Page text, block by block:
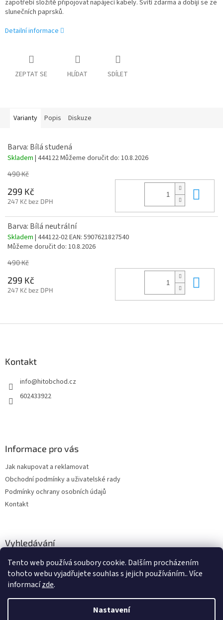
Tento web používá soubory cookie. Dalším procházením
tohoto webu vyjadřujete souhlas s jejich používáním.. Více
informacízde.
Nastavení
zapotřebí složitě připojovat napájecí kabely. Svítí zdarma a dobíjí se ze
slunečních paprsků.
Detailní informace
ZEPTAT SE HLÍDAT SDÍLET
Varianty Popis Diskuze
Barva: Bílá studená
Skladem | 444122Můžeme doručit do: 10.8.2026
490 Kč
299 Kč
247 Kč bez DPH
Barva: Bílá neutrální
Skladem | 444122-02EAN: 5907621827540
Můžeme doručit do: 10.8.2026
490 Kč
299 Kč
247 Kč bez DPH
Kontakt
info@hitobchod.cz
602433922
Informace pro vás
Jak nakupovat a reklamovat
Obchodní podmínky a uživatelské rady
Podmínky ochrany osobních údajů
Kontakt
Vyhledávání
Vytvořil Shoptet